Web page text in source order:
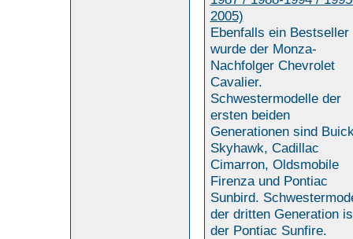
2005)
Ebenfalls ein Bestseller
wurde der Monza-
Nachfolger Chevrolet
Cavalier.
Schwestermodelle der
ersten beiden
Generationen sind
Skyhawk, Cadillac
Cimarron, Oldsmobile
Firenza und Pontiac
Sunbird.
der dritten Generation
der Pontiac Sunfire.